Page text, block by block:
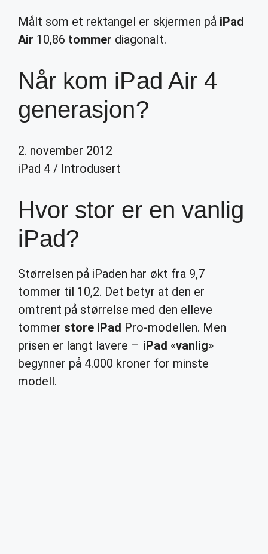
Målt som et rektangel er skjermen på iPad
Air 10,86 tommer diagonalt.
Når kom iPad Air 4
generasjon?
2. november 2012
iPad 4 / Introdusert
Hvor stor er en vanlig
iPad?
Størrelsen på iPaden har økt fra 9,7
tommer til 10,2. Det betyr at den er
omtrent på størrelse med den elleve
tommer store iPad Pro-modellen. Men
prisen er langt lavere – iPad «vanlig»
begynner på 4.000 kroner for minste
modell.